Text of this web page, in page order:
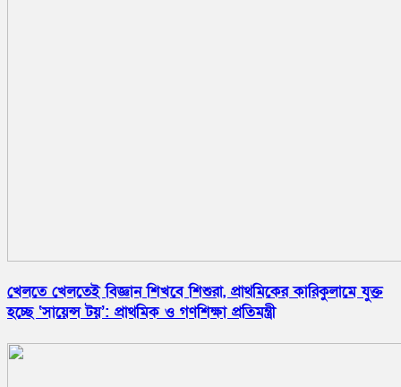
খেলতে খেলতেই বিজ্ঞান শিখবে শিশুরা, প্রাথমিকের কারিকুলামে যুক্ত
হচ্ছে ‘সায়েন্স টয়’: প্রাথমিক ও গণশিক্ষা প্রতিমন্ত্রী